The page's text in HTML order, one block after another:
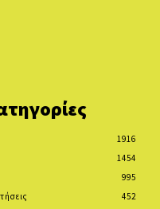
1916
1454
995
452